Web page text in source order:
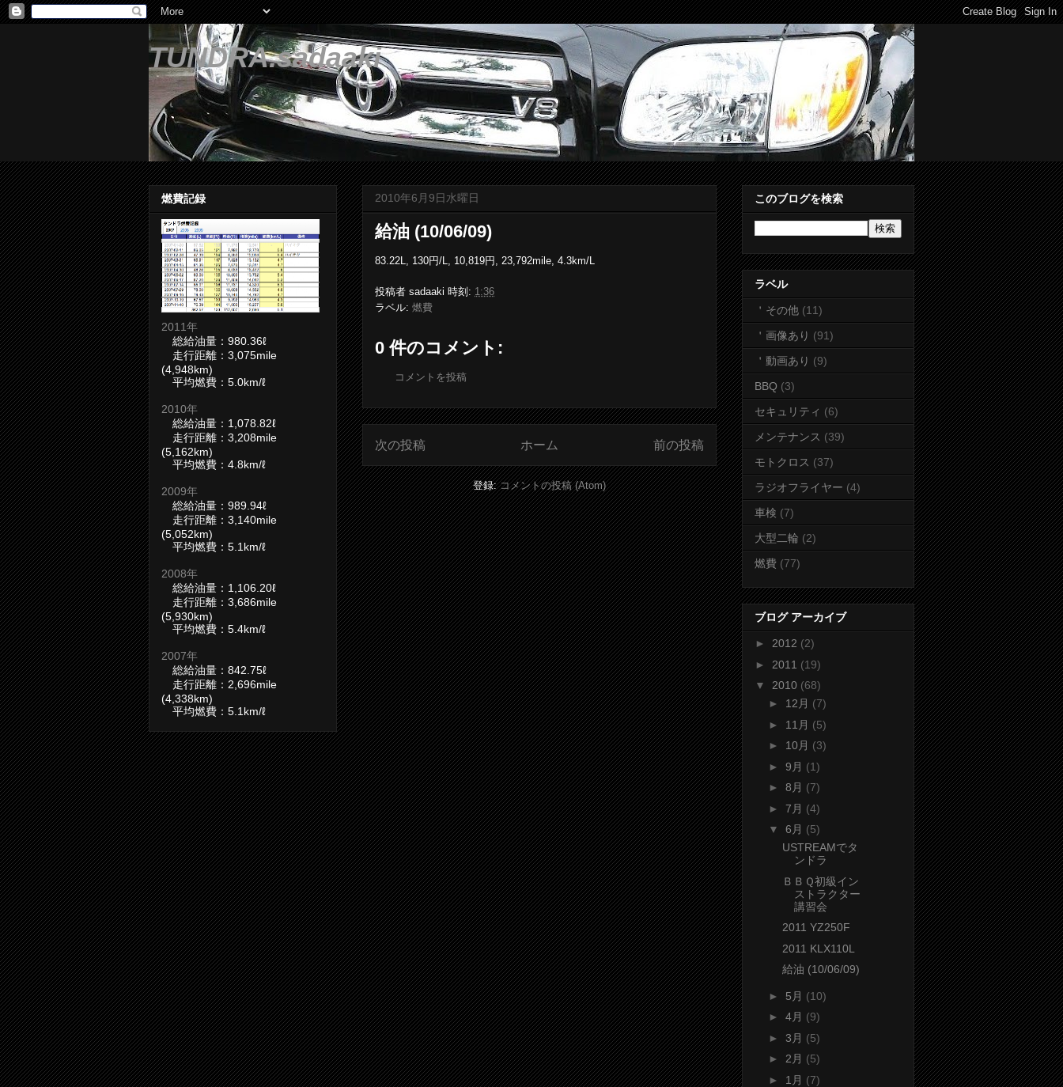
TUNDRA.sadaaki
2010年6月9日水曜日
給油 (10/06/09)
83.22L, 130円/L, 10,819円, 23,792mile, 4.3km/L
投稿者 sadaaki 時刻: 1:36
ラベル: 燃費
0 件のコメント:
コメントを投稿
次の投稿 前の投稿
ホーム
登録:コメントの投稿 (Atom)
燃費記録
2011年
総給油量：980.36ℓ
走行距離：3,075mile
(4,948km)
平均燃費：5.0km/ℓ
2010年
総給油量：1,078.82ℓ
走行距離：3,208mile
(5,162km)
平均燃費：4.8km/ℓ
2009年
総給油量：989.94ℓ
走行距離：3,140mile
(5,052km)
平均燃費：5.1km/ℓ
2008年
総給油量：1,106.20ℓ
走行距離：3,686mile
(5,930km)
平均燃費：5.4km/ℓ
2007年
総給油量：842.75ℓ
走行距離：2,696mile
(4,338km)
平均燃費：5.1km/ℓ
このブログを検索
ラベル
＇その他 (11)
＇画像あり (91)
＇動画あり (9)
BBQ (3)
セキュリティ (6)
メンテナンス (39)
モトクロス (37)
ラジオフライヤー (4)
車検 (7)
大型二輪 (2)
燃費 (77)
ブログ アーカイブ
► 2012 (2)
► 2011 (19)
▼ 2010 (68)
► 12月 (7)
► 11月 (5)
► 10月 (3)
► 9月 (1)
► 8月 (7)
► 7月 (4)
▼ 6月 (5)
USTREAMでタ
ンドラ
ＢＢＱ初級イン
ストラクター
講習会
2011 YZ250F
2011 KLX110L
給油 (10/06/09)
► 5月 (10)
► 4月 (9)
► 3月 (5)
► 2月 (5)
► 1月 (7)